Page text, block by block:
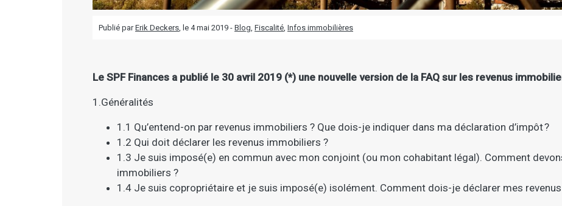
Publié parErik Deckers, le 4 mai 2019 - Blog, Fiscalité, Infos immobilières
Le SPF Finances a publié le 30 avril 2019 (*) une nouvelle version de la FAQ sur les revenus
1.Généralités
1.1 Qu’entend-on par revenus immobiliers ? Que dois-je indiquer dans ma déclaration d’impôt ?
1.2 Qui doit déclarer les revenus immobiliers ?
1.3 Je suis imposé(e) en commun avec mon conjoint (ou mon cohabitant légal). Comment
immobiliers ?
1.4 Je suis copropriétaire et je suis imposé(e) isolément. Comment dois-je déclarer mes